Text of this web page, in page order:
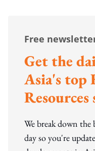
Free
Get the
Asia's top
Resources
We break down the
day so you're